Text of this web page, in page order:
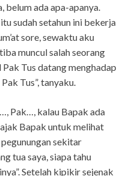
belum ada apa-apanya.
sudah setahun ini bekerja
sore, sewaktu aku
muncul salah seorang
Tus datang menghadap
Tus”, tanyaku.
Pak…, kalau Bapak ada
Bapak untuk melihat
sekitar
tua saya, siapa tahu
Setelah kipikir sejenak